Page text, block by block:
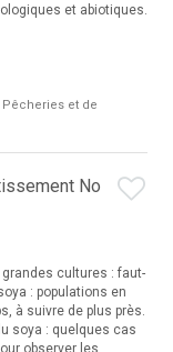
et abiotiques.
et de
No
cultures : faut-
: populations en
à suivre de plus près.
soya : quelques cas
observer les